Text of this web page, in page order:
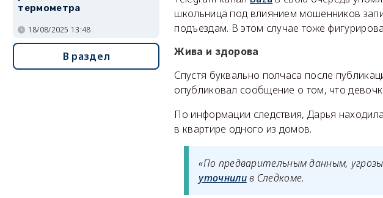
школьница под влиянием мошенников
подъездам. В этом случае тоже
Жива и здорова
Спустя буквально полчаса после
опубликовал сообщение о том, что
По информации следствия, Дарья
в квартире одного из домов.
«По предварительным данным,
уточнилив Следкоме.
термометра
18/08/2025 13:48
В раздел